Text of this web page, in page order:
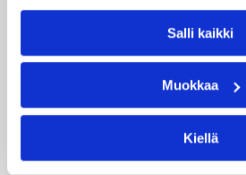
Salli kaikki
Muokkaa
Kiellä
Naisten Korisliiga06.08.2026 09:38